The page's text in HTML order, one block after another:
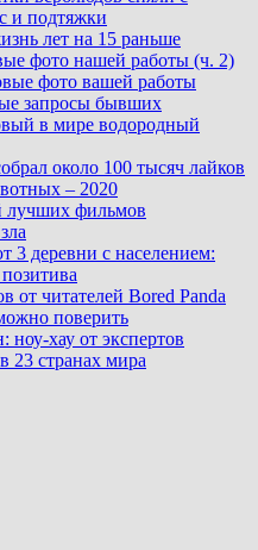
и подтяжки
лет на 15 раньше
фото нашей работы (ч. 2)
фото вашей работы
запросы бывших
в мире водородный
около 100 тысяч лайков
– 2020
фильмов
3 деревни с населением:
от читателей Bored Panda
поверить
ноу-хау от экспертов
23 странах мира